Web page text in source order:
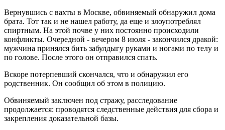
Вернувшись с вахты в Москве, обвиняемый обнаружил дома
брата. Тот так и не нашел работу, да еще и злоупотреблял
спиртным. На этой почве у них постоянно происходили
конфликты. Очередной - вечером 8 июля - закончился дракой:
мужчина принялся бить забулдыгу руками и ногами по телу и
по голове. После этого он отправился спать.
Вскоре потерпевший скончался, что и обнаружил его
родственник. Он сообщил об этом в полицию.
Обвиняемый заключен под стражу, расследование
продолжается: проводятся следственные действия для сбора и
закрепления доказательной базы.